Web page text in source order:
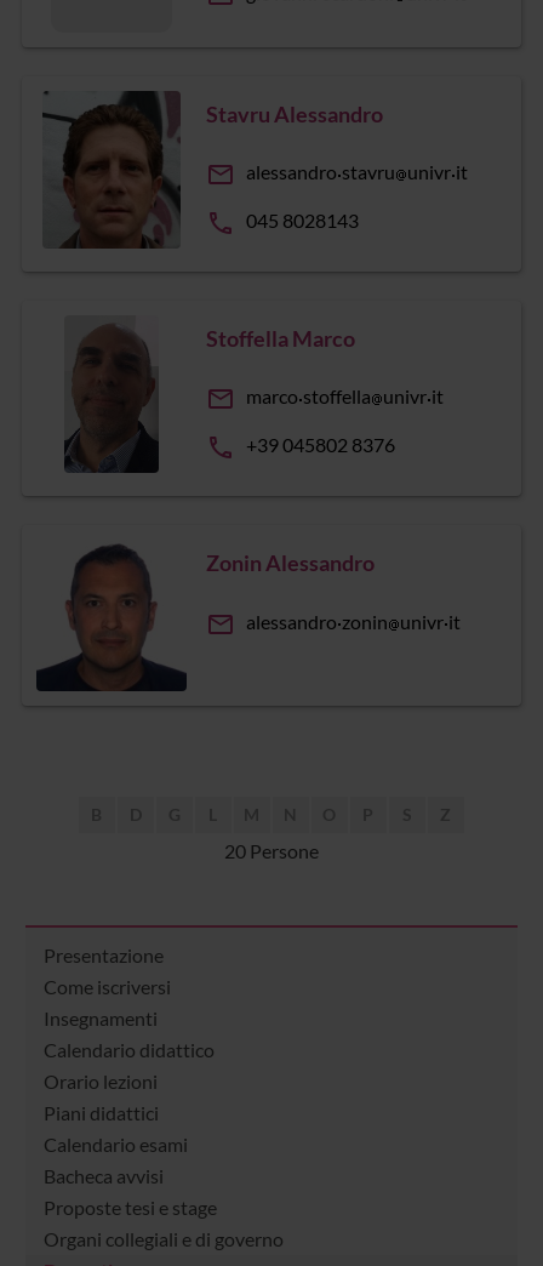
Stavru Alessandro
email alessandro stavru univr it
phone 045 8028143
Stoffella Marco
email marco stoffella univr it
phone +39 045802 8376
Zonin Alessandro
email alessandro zonin univr it
20 Persone
Presentazione
Come iscriversi
Insegnamenti
Calendario didattico
Orario lezioni
Piani didattici
Calendario esami
Bacheca avvisi
Proposte tesi e stage
Organi collegiali e di governo